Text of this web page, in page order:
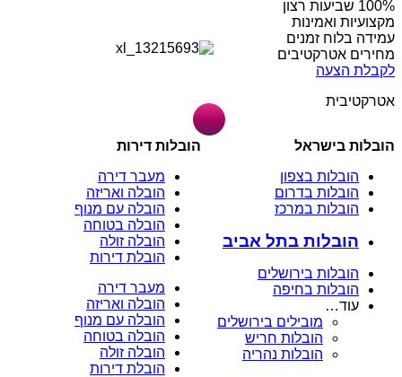
מקצועיות ואמינות
עמידה בלוח זמנים
מחירים אטרקטיבים
לקבלת הצעה
אטרקטיבית
הובלות בישראל
הובלות בצפון
הובלות בדרום
הובלות במרכז
הובלות בתל אביב
הובלות בירושלים
הובלות בחיפה
עוד…
מובילים בירושלים
הובלות חריש
הובלות נהריה
הובלות דירות
מעבר דירה
הובלה ואריזה
הובלה עם מנוף
הובלה בטוחה
הובלה זולה
הובלת דירות
מעבר דירה
הובלה ואריזה
הובלה עם מנוף
הובלה בטוחה
הובלה זולה
הובלת דירות